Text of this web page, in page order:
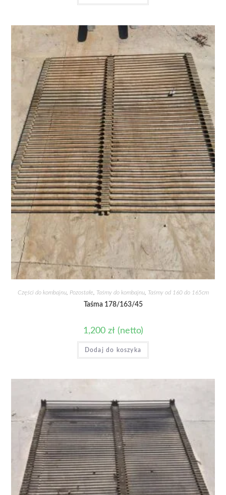
Części do kombajnu, Pozostałe Taśmy do kombajnu, Taśmy od 160 do 165cm
Taśma 178/163/45
1,200 zł (netto)
Dodaj do koszyka